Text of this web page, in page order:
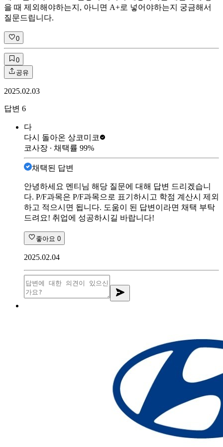
을 때 제외해야하는지, 아니면 A+로 넣어야하는지 궁금해서
질문드립니다.
0
0
공유
2025.02.03
답변 6
다
다시 돌아온 상코미코
코사장 ∙ 채택률 99%
채택된 답변
안녕하세요 멘티님 해당 질문에 대해 답변 드리겠습니
다. P/F과목은 P/F과목으로 표기하시고 학점 계산시 제외
하고 적으시면 됩니다. 도움이 된 답변이라면 채택 부탁
드려요! 취업에 성공하시길 바랍니다!
좋아요 0
2025.02.04